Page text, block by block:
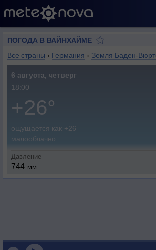
ПОГОДА В ВАЙНХАЙМЕ
Все страны › Германия › Земля Баден-
6 августа, четверг
18:00
+26°
ощущается как +26
малооблачно
Давление
744 мм